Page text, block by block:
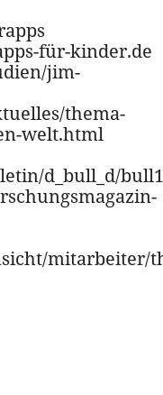
für-kinder.de
jim-
thema-
welt.html
d_bull_d/
mitarbeiter/